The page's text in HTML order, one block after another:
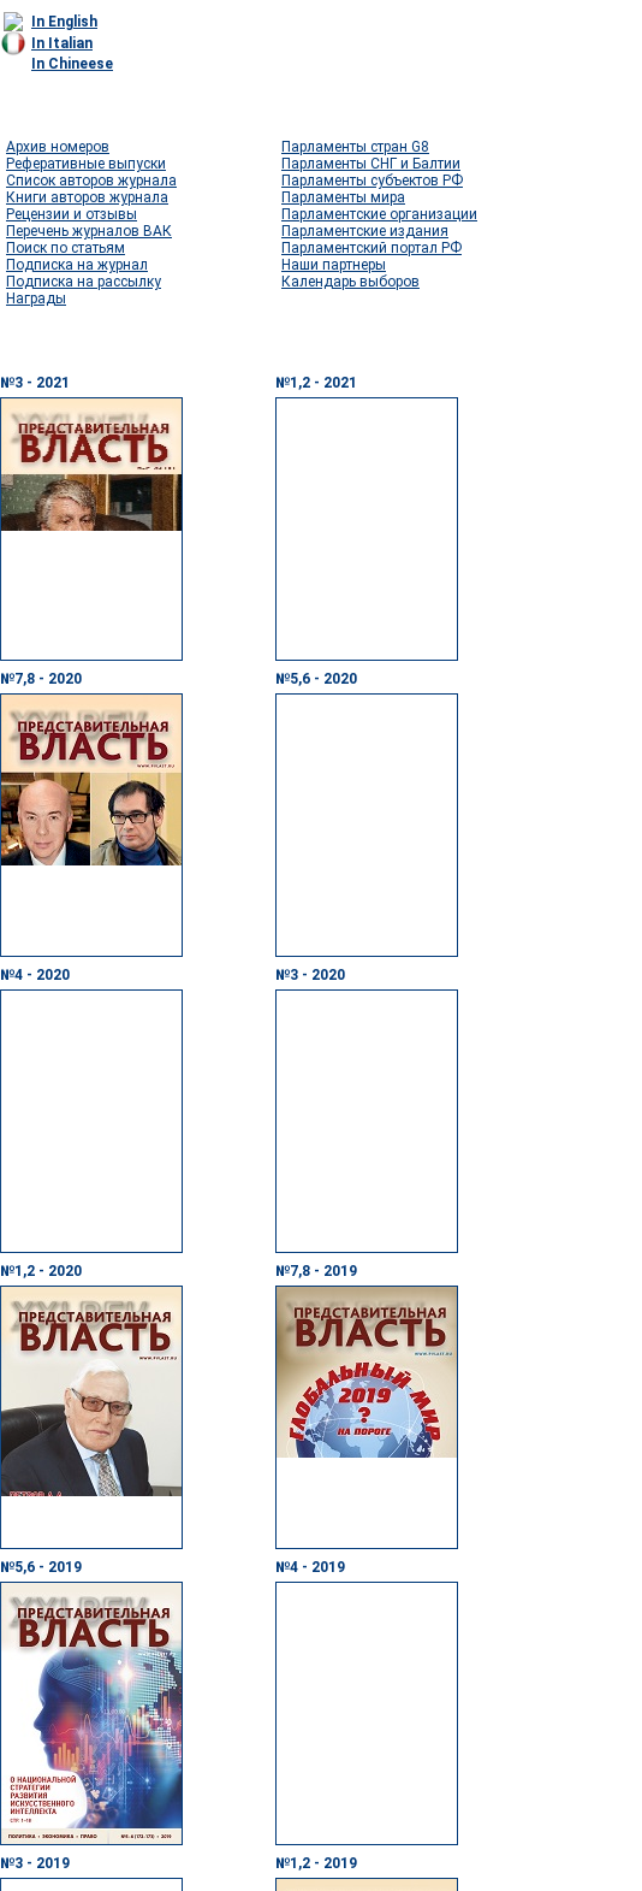
In English
In Italian
In Chineese
Архив номеров
Реферативные выпуски
Список авторов журнала
Книги авторов журнала
Рецензии и отзывы
Перечень журналов ВАК
Поиск по статьям
Подписка на журнал
Подписка на рассылку
Награды
Парламенты стран G8
Парламенты СНГ и Балтии
Парламенты субъектов РФ
Парламенты мира
Парламентские организации
Парламентские издания
Парламентский портал РФ
Наши партнеры
Календарь выборов
№3 - 2021 №1,2 - 2021
№7,8 - 2020 №5,6 - 2020
№4 - 2020 №3 - 2020
№1,2 - 2020 №7,8 - 2019
№5,6 - 2019 №4 - 2019
№3 - 2019 №1,2 - 2019